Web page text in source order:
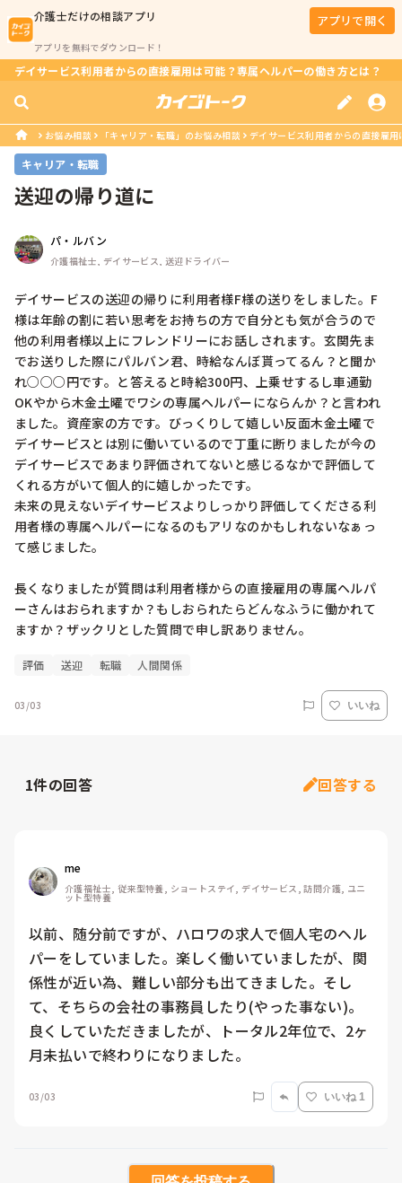
介護士だけの相談アプリ
アプリを無料でダウンロード！
アプリで開く
デイサービス利用者からの直接雇用は可能？専属ヘルパーの働き方とは？
お悩み相談 「キャリア・転職」のお悩み相談 デイサービス利用者からの直接雇
キャリア・転職
送迎の帰り道に
パ・ルバン
介護福祉士, デイサービス, 送迎ドライバー
デイサービスの送迎の帰りに利用者様F様の送りをしました。F
様は年齢の割に若い思考をお持ちの方で自分とも気が合うので
他の利用者様以上にフレンドリーにお話しされます。玄関先ま
でお送りした際にパルバン君、時給なんぼ貰ってるん？と聞か
れ○○○円です。と答えると時給300円、上乗せするし車通勤
OKやから木金土曜でワシの専属ヘルパーにならんか？と言われ
ました。資産家の方です。びっくりして嬉しい反面木金土曜で
デイサービスとは別に働いているので丁重に断りましたが今の
デイサービスであまり評価されてないと感じるなかで評価して
くれる方がいて個人的に嬉しかったです。
未来の見えないデイサービスよりしっかり評価してくださる利
用者様の専属ヘルパーになるのもアリなのかもしれないなぁっ
て感じました。
長くなりましたが質問は利用者様からの直接雇用の専属ヘルパ
ーさんはおられますか？もしおられたらどんなふうに働かれて
ますか？ザックリとした質問で申し訳ありません。
評価 送迎 転職 人間関係
03/03 いいね
1件の回答 回答する
me
介護福祉士, 従来型特養, ショートステイ, デイサービス, 訪問介護, ユニ
ット型特養
以前、随分前ですが、ハロワの求人で個人宅のヘル
パーをしていました。楽しく働いていましたが、関
係性が近い為、難しい部分も出てきました。そし
て、そちらの会社の事務員したり(やった事ない)。
良くしていただきましたが、トータル2年位で、2ヶ
月未払いで終わりになりました。
03/03 いいね 1